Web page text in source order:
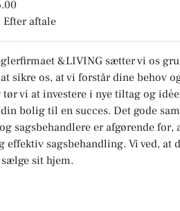
Efter aftale
&LIVING sætter vi os
sikre os, at vi forstår dine behov
vi at investere i nye tiltag og
bolig til en succes. Det gode
sagsbehandlere er afgørende for,
effektiv sagsbehandling. Vi ved, at
sit hjem.